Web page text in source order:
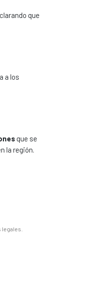
que
a los
que se
la región.